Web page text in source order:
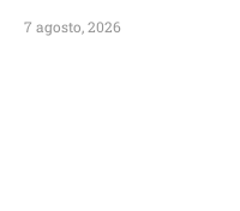
7 agosto, 2026